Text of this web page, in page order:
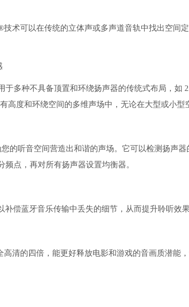
技术可以在传统的立体声或多声道音轨中找出空间
多种不具备顶置和环绕扬声器的传统式布局，如
高度和环绕空间的多维声场中，无论在大型或小型
的听音空间营造出和谐的声场。它可以检测扬声
点，再对所有扬声器设置均衡器。
补偿蓝牙音乐传输中丢失的细节，从而提升聆听效果
高清的四倍，能更好释放电影和游戏的音画质潜能，